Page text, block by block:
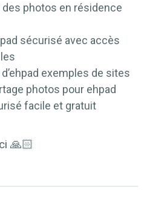
photos en résidence
sécurisé avec accès
exemples de sites
photos pour ehpad
facile et gratuit
🙏🏻